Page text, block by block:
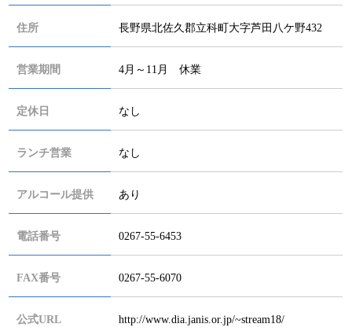
住所 長野県北佐久郡立科町大字芦田八ケ野432
営業期間 4月～11月 休業
定休日 なし
ランチ営業 なし
アルコール提供 あり
電話番号 0267-55-6453
FAX番号 0267-55-6070
公式URL http://www.dia.janis.or.jp/~stream18/